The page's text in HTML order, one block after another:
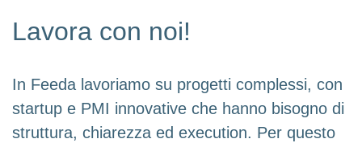
Lavora con noi!
In Feeda lavoriamo su progetti complessi, con
startup e PMI innovative che hanno bisogno di
struttura, chiarezza ed execution. Per questo